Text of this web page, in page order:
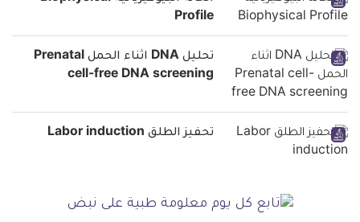
Profile
تحليل DNA اثناء الحمل Prenatal
cell-free DNA screening
تحفيز الطلق Labor induction